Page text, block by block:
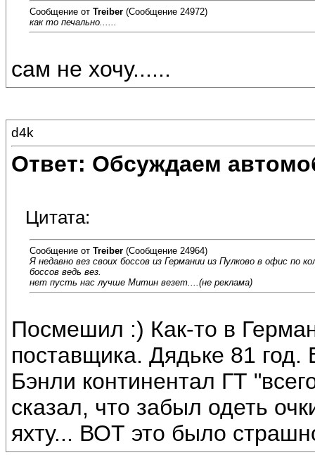
Сообщение от Treiber (Сообщение 24972)
как то печально......
сам не хочу......
d4k
Ответ: Обсуждаем
Цитата:
Сообщение от Treiber (Сообщение 24964)
Я недавно вез своих боссов из Германии из Пулково в офис по
боссов ведь вез.
нет пусть нас лучше Митин везет....(не реклама)
Посмешил :) Как-то в
поставщика. Дядьке 81 год.
Бэнли континентал ГТ
сказал, что забыл одеть
яхту... ВОТ это было